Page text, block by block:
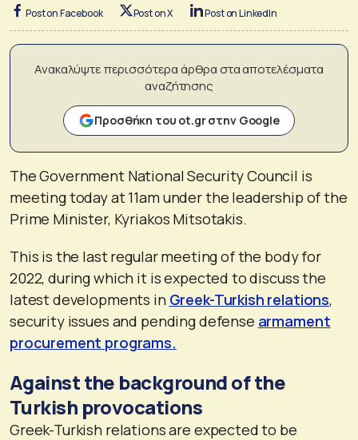
Post on Facebook Post on X Post on LinkedIn
Ανακαλύψτε περισσότερα άρθρα στα αποτελέσματα
αναζήτησης
Προσθήκη του ot.gr στην Google
The Government National Security Council is
meeting today at 11am under the leadership of the
Prime Minister, Kyriakos Mitsotakis.
This is the last regular meeting of the body for
2022, during which it is expected to discuss the
latest developments in Greek-Turkish relations,
security issues and pending defense armament
procurement programs.
Against the background of the
Turkish provocations
Greek-Turkish relations are expected to be